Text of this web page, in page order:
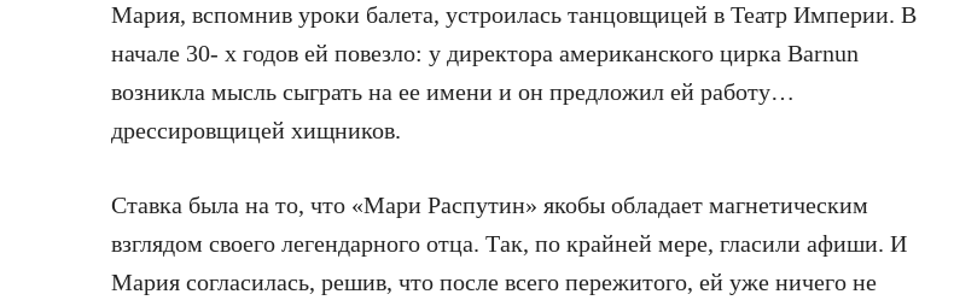
Мария, вспомнив уроки балета, устроилась танцовщицей в Театр Империи. В
начале 30- х годов ей повезло: у директора американского цирка Barnun
возникла мысль сыграть на ее имени и он предложил ей работу…
дрессировщицей хищников.
Ставка была на то, что «Мари Распутин» якобы обладает магнетическим
взглядом своего легендарного отца. Так, по крайней мере, гласили афиши. И
Мария согласилась, решив, что после всего пережитого, ей уже ничего не